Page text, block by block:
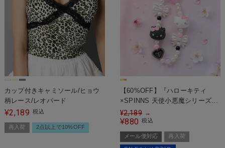
カップ付きキャミソール/ヒョウ
柄レース/レオパード
¥2,189 税込
再入荷 2点以上で10%OFF
【60%OFF】『ハローキティ
×SPINNS 天使小悪魔シリーズ』
モバイルストラップ
¥2,189 →
¥880 税込
メール便対応 再入荷